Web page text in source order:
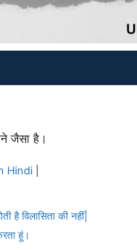
जैसा है।
Hindi
है विलासिता की नहीं|
हूं।